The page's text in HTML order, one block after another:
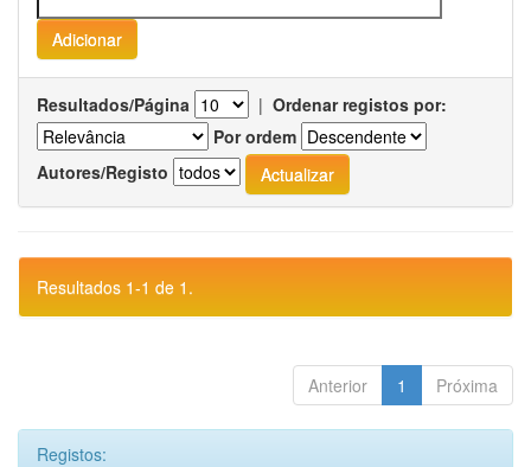
Resultados/Página | Ordenar registos por:
Por ordem
Autores/Registo
Resultados 1-1 de 1.
Anterior 1 Próxima
Registos: